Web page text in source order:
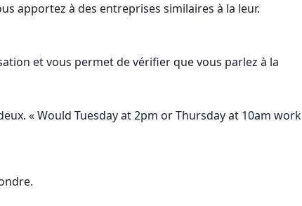
apportez à des entreprises similaires à la leur.
et vous permet de vérifier que vous parlez à la
« Would Tuesday at 2pm or Thursday at 10am work